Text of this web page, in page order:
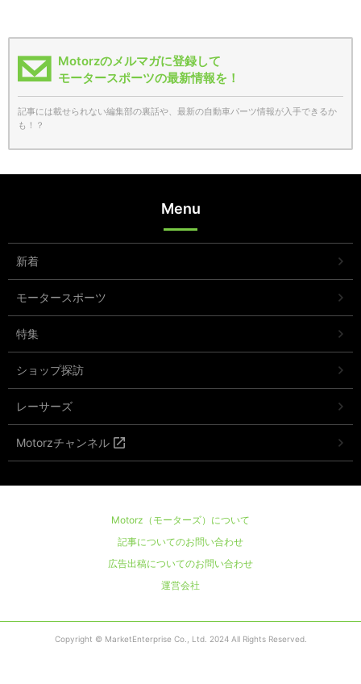
Motorzのメルマガに登録して
モータースポーツの最新情報を！
記事には載せられない編集部の裏話や、最新の自動車パーツ情報が入手できるか
も！？
Menu
新着
モータースポーツ
特集
ショップ探訪
レーサーズ
Motorzチャンネル
Motorz（モーターズ）について
記事についてのお問い合わせ
広告出稿についてのお問い合わせ
運営会社
Copyright © MarketEnterprise Co., Ltd. 2024 All Rights Reserved.